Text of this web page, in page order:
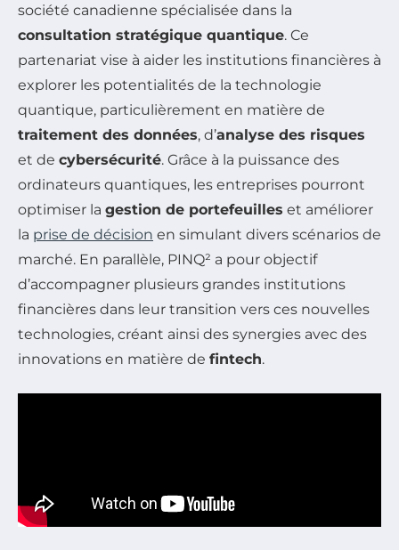
société canadienne spécialisée dans la
consultation stratégique quantique. Ce
partenariat vise à aider les institutions financières à
explorer les potentialités de la technologie
quantique, particulièrement en matière de
traitement des données, d’analyse des risques
et de cybersécurité. Grâce à la puissance des
ordinateurs quantiques, les entreprises pourront
optimiser la gestion de portefeuilles et améliorer
la prise de décision en simulant divers scénarios de
marché. En parallèle, PINQ² a pour objectif
d’accompagner plusieurs grandes institutions
financières dans leur transition vers ces nouvelles
technologies, créant ainsi des synergies avec des
innovations en matière de fintech.